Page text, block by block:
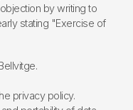
by writing to
stating "Exercise of
privacy policy.